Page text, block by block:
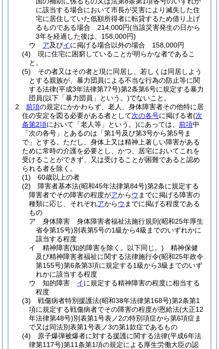
に該当する場合において市長が災害により滅失した住
宅に居住していた低額所得者に転貸するため借り上げ
るものである場合 214,000円(当該災害発生の日から
3年を経過した後は、158,000円)
ウ
ア及びイに掲げる場合以外の場合 158,000円
(4)
現に住宅に困窮していることが明らかな者であるこ
と。
(5)
その者又はその者と現に同居し、若しくは同居しよう
とする親族が、暴力団員による不当な行為の防止等に関
する法律(平成3年法律第77号)第2条第6号に規定する暴力
団員(以下「暴力団員」という。)でないこと。
2
前項の規定にかかわらず、老人、身体障害者その他特に居
住の安定を図る必要がある者として次の各号に掲げる者(次
条第2項において「老人等」という。)にあっては、 前項中
「次の各号」とあるのは「第1号及び第3号から第5号ま
で」とする。 ただし、身体上又は精神上著しい障害がある
ために常時の介護を必要とし、かつ、居宅においてこれを
受けることができず、又は受けることが困難であると認め
られる者を除く。
(1)
60歳以上の者
(2)
障害者基本法(昭和45年法律第84号)第2条に規定する
障害者でその障害の程度がアからウ までに掲げる障害の
種類に応じ、それぞれアからウ までに掲げる程度である
もの
ア
身体障害 身体障害者福祉法施行規則 (昭和25年厚生
省令第15号)別表第5号の1級から4級までのいずれかに
該当する程度
イ
精神障害(知的障害を除く。以下同じ。) 精神保健
及び精神障害者福祉に関する法律施行令(昭和25年政令
第155号)第6条第3項に規定する1級から3級までのいず
れかに該当する程度
ウ
知的障害 イに規定する精神障害の程度に相当する
程度
(3)
戦傷病者特別援護法(昭和38年法律第168号)第2条第1
項に規定する戦傷病者でその障害の程度が恩給法(大正12
年法律第48号)別表第1号表ノ2の特別項症から第6項症ま
で又は同法別表第1号表ノ3の第1款症であるもの
(4)
原子爆弾被爆者に対する援護に関する法律(平成6年法
律第117号)第11条第1項の規定による厚生労働大臣の認